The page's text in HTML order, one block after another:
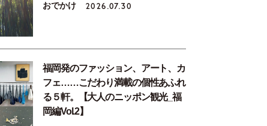
おでかけ 2026.07.30
福岡発のファッション、アート、カ
フェ……こだわり満載の個性あふれ
る５軒。【大人のニッポン観光_福
岡編Vol.2】